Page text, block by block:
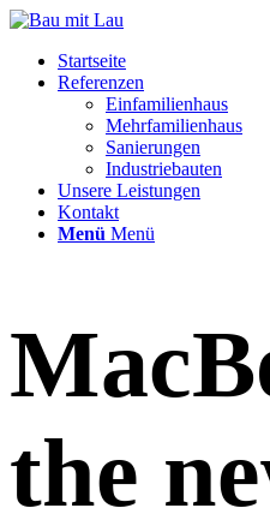
Startseite
Referenzen
Einfamilienhaus
Mehrfamilienhaus
Sanierungen
Industriebauten
Unsere Leistungen
Kontakt
Menü Menü
the